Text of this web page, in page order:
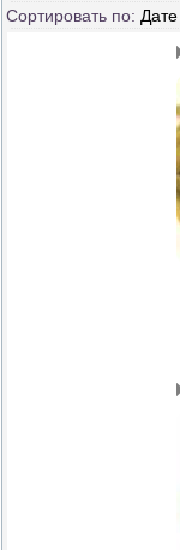
Сортировать по: Дате